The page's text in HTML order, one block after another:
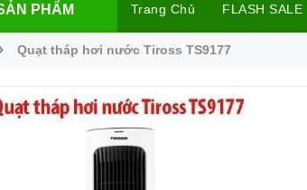
PHẨM Trang Chủ FLASH SALE
Quạt tháp hơi nước Tiross TS9177